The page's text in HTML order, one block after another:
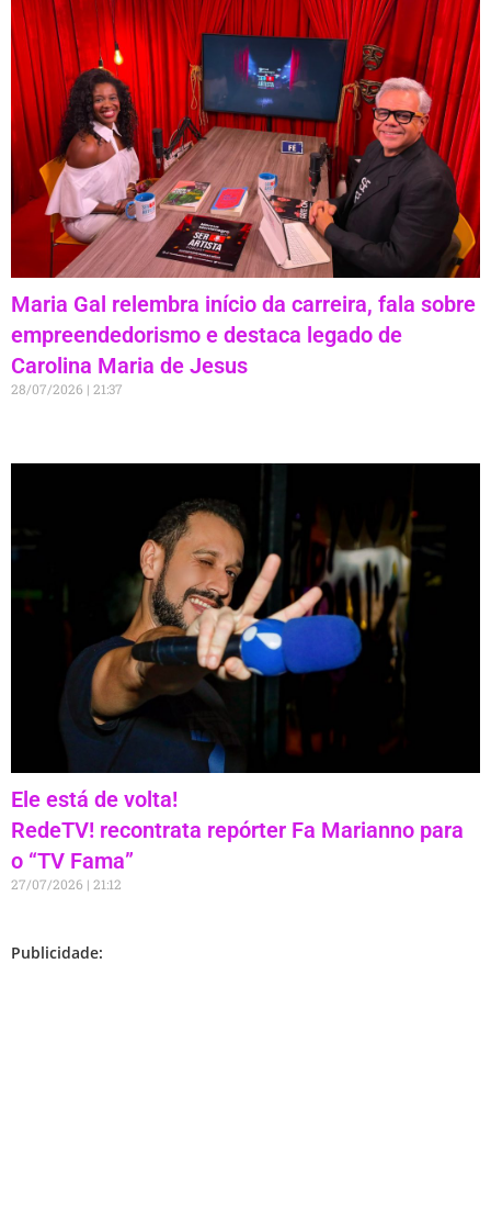
Maria Gal relembra início da carreira, fala sobre
empreendedorismo e destaca legado de
Carolina Maria de Jesus
28/07/2026 21:37
Ele está de volta!
RedeTV! recontrata repórter Fa Marianno para
o “TV Fama”
27/07/2026 21:12
Publicidade: